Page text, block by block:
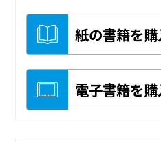
紙の書籍を
電子書籍を